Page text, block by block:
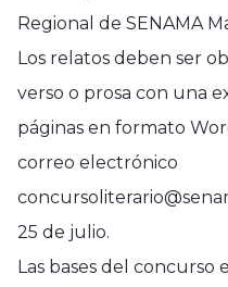
Regional de SENAMA
Los relatos deben ser
verso o prosa con una
páginas en formato
correo electrónico
25 de julio.
Las bases del concurso
Región del Maule
Hospital de
Región del Maule